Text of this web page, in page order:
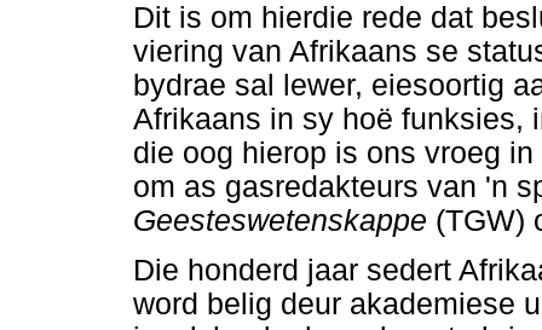
Dit is om hierdie rede dat
viering van Afrikaans se
bydrae sal lewer, eiesoortig
Afrikaans in sy hoë funksies,
die oog hierop is ons vroeg
om as gasredakteurs van 'n
Geesteswetenskappe (TGW)
Die honderd jaar sedert
word belig deur akademiese